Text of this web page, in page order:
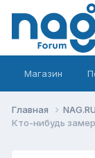
Магазин
Главная
Кто-нибудь